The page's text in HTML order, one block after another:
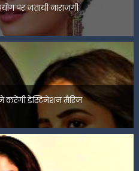
पर जतायी नाराजगी
डेस्टिनेशन मैरिज